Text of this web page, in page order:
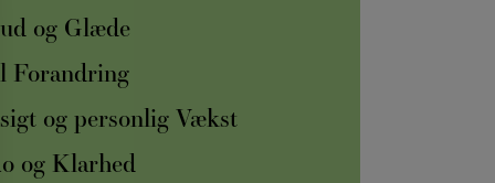
og Glæde
Forandring
og personlig Vækst
og Klarhed